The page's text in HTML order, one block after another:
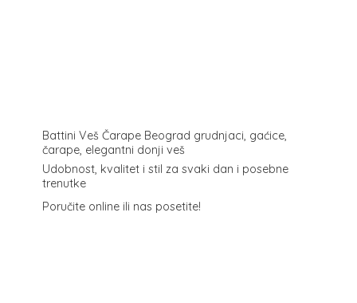
Battini Veš Čarape Beograd grudnjaci, gaćice,
čarape, elegantni donji veš
Udobnost, kvalitet i stil za svaki dan i posebne
trenutke
Poručite online ili nas posetite!